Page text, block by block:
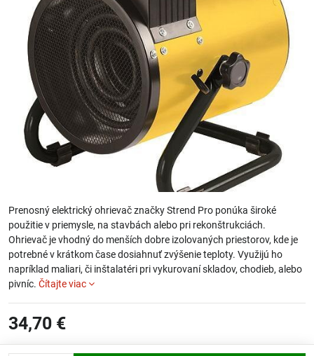
Prenosný elektrický ohrievač značky Strend Pro ponúka široké
použitie v priemysle, na stavbách alebo pri rekonštrukciách.
Ohrievač je vhodný do menších dobre izolovaných priestorov, kde je
potrebné v krátkom čase dosiahnuť zvýšenie teploty. Využijú ho
napríklad maliari, či inštalatéri pri vykurovaní skladov, chodieb, alebo
pivníc. Čítajte viac
34,70 €